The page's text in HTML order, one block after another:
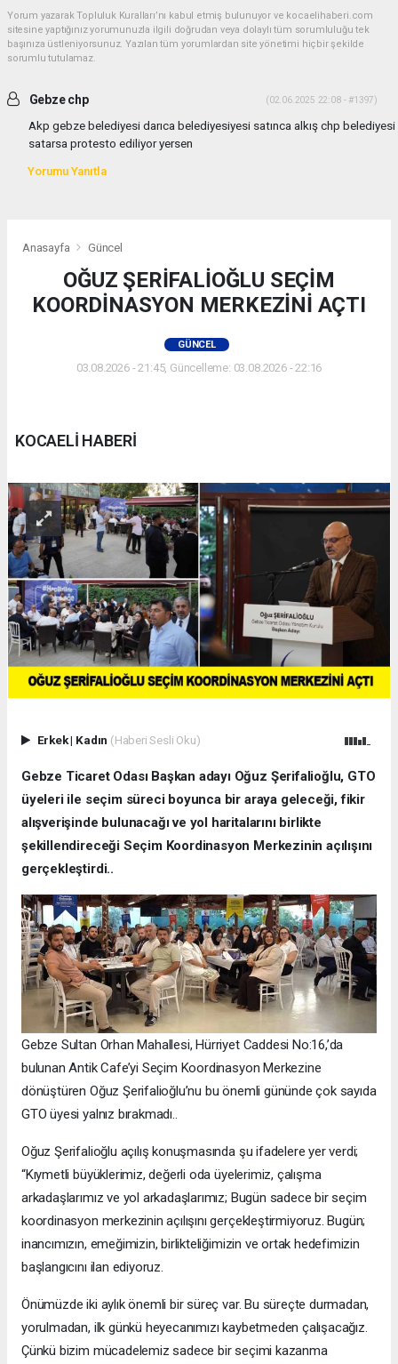
Yorum yazarak Topluluk Kuralları’nı kabul etmiş bulunuyor ve kocaelihaberi.com
sitesine yaptığınız yorumunuzla ilgili doğrudan veya dolaylı tüm sorumluluğu tek
başınıza üstleniyorsunuz. Yazılan tüm yorumlardan site yönetimi hiçbir şekilde
sorumlu tutulamaz.
Gebze chp (02.06.2025 22:08 - #1397)
Akp gebze belediyesi darıca belediyesiyesi satınca alkış chp belediyesi
satarsa protesto ediliyor yersen
Yorumu Yanıtla
Anasayfa Güncel
OĞUZ ŞERİFALİOĞLU SEÇİM
KOORDİNASYON MERKEZİNİ AÇTI
GÜNCEL
03.08.2026 - 21:45, Güncelleme: 03.08.2026 - 22:16
KOCAELİ HABERİ
Erkek| Kadın (Haberi Sesli Oku)
Gebze Ticaret Odası Başkan adayı Oğuz Şerifalioğlu, GTO
üyeleri ile seçim süreci boyunca bir araya geleceği, fikir
alışverişinde bulunacağı ve yol haritalarını birlikte
şekillendireceği Seçim Koordinasyon Merkezinin açılışını
gerçekleştirdi..
Gebze Sultan Orhan Mahallesi, Hürriyet Caddesi No:16,’da
bulunan Antik Cafe’yi Seçim Koordinasyon Merkezine
dönüştüren Oğuz Şerifalioğlu’nu bu önemli gününde çok sayıda
GTO üyesi yalnız bırakmadı..
Oğuz Şerifalioğlu açılış konuşmasında şu ifadelere yer verdi;
“Kıymetli büyüklerimiz, değerli oda üyelerimiz, çalışma
arkadaşlarımız ve yol arkadaşlarımız; Bugün sadece bir seçim
koordinasyon merkezinin açılışını gerçekleştirmiyoruz. Bugün;
inancımızın, emeğimizin, birlikteliğimizin ve ortak hedefimizin
başlangıcını ilan ediyoruz.
Önümüzde iki aylık önemli bir süreç var. Bu süreçte durmadan,
yorulmadan, ilk günkü heyecanımızı kaybetmeden çalışacağız.
Çünkü bizim mücadelemiz sadece bir seçimi kazanma